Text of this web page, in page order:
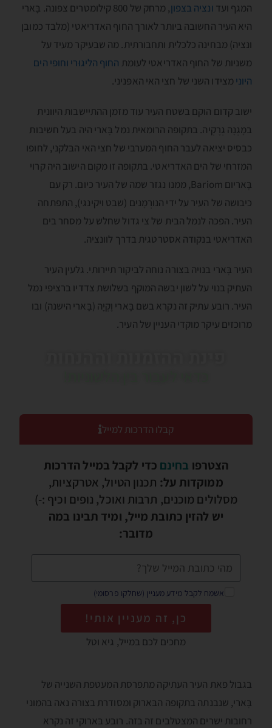
המגף ועד ונציה בצפון
, מרחק של 800 קילומטרים צפונה. בָּארי
היא העיר החשובה ביותר לאורך החוף האדריאטי (מלבד כמובן
ונציה) מבחינה כלכלית ותחבורתית. מה שבעיקר מעיד על
משניות של החוף האדריאטי לעומת החוף הליגוּרי וחופי הים
היוני מצידו השני של חצי האי האפּניני.
ישוב קדום הוקם בשטח העיר עוד מזמן ההתיישבות היוונית
במָגְנָה גְרֶקְיה. בתקופה הרומאית נמל בָּארי היה בעל חשיבות
כבסיס יציאה לעבר החוף המערבי של חצי האי הבּלקני, לחופו
המזרחי של הים האדריאטי. בתקופה זו מקום הישוב היה קרוי
בָּאריום Bariom, ממנו נגזר שמה של העיר כיום. רק עם
כיבושה של העיר על ידי הנורְמָנים (שבט ויקינגי), התפתחה
העיר. הפכה לנמל הבית של צי גדול שחלש על מסחר בים
האדריאטי בנקודה אסטרטגית בדרך לוונציה.
העיר בָּארי בנויה בצורה נוחה לביקור תיירותי. גלעין העיר
העתיק בנוי על לשון יבשה המוקף בשלושת צדדיו ברציפי נמל
העיר. רובע עתיק זה נקרא בשם בָּארי וֶקְיָה (בָּארי הישנה) ובו
מרוכזים עיקר מוקדי העניין של העיר.
קבלו הדרכות למייל
הצטרפו בחינם כדי לקבל במייל הדרכות
ממוקדות על: תכנון הטיול, אטרקציות,
מסלולים מוכנים, תרבות ואוכל, נופים וכיף :-)
יש להזין כתובת מייל, ומיד תבינו במה
מדובר:
אשמח לקבל מידע מעניין (שחלקו פרסומי)
כן, זה מעניין אותי!
מחכים לכם במייל, גיא וטל
בגבול פאת העיר העתיקה מתפרסת המעטפת השנייה של
בָּארי, שנבנתה בתקופה הבּארוק ומסודרת בצורה נאה בהמוני
רחובות ישרים המצטלבים זה בזה. רובע בּארוקי זה נקרא